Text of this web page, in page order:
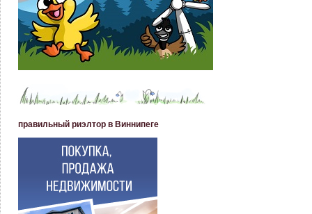
правильный риэлтор в Виннипеге